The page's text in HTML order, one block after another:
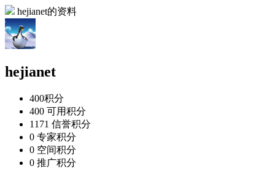
hejianet的资料
hejianet
400积分
400 可用积分
1171 信誉积分
0 专家积分
0 空间积分
0 推广积分